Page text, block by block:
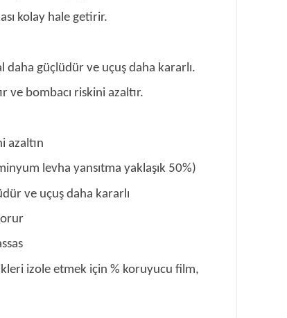
kolay hale getirir.
daha güçlüdür ve uçuş daha kararlı.
ve bombacı riskini azaltır.
azaltın
levha yansıtma yaklaşık 50%)
ve uçuş daha kararlı
izole etmek için % koruyucu film,